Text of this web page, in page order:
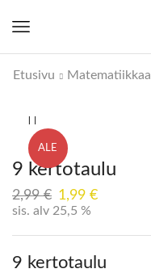
Etusivu Matematiikkaa
ALE
9 kertotaulu
2,99€ 1,99 €
sis. alv 25,5 %
9 kertotaulu